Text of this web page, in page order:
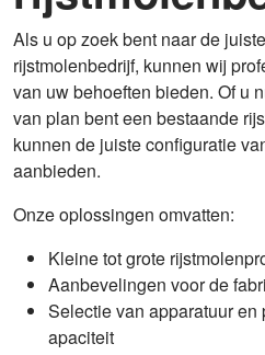
Als u op zoek bent naar de
rijstmolenbedrijf, kunnen wij
van uw behoeften bieden. Of u
van plan bent een bestaande
kunnen de juiste configuratie
aanbieden.
Onze oplossingen omvatten:
Kleine tot grote
Aanbevelingen voor de
Selectie van apparatuur
apaciteit